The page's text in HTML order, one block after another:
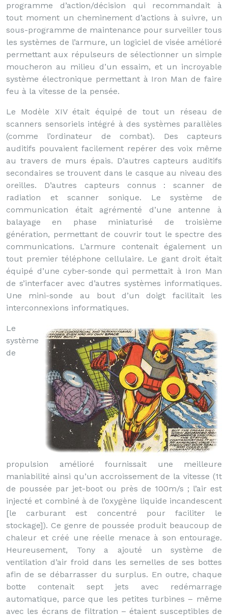
programme d’action/décision qui recommandait à
tout moment un cheminement d’actions à suivre, un
sous-programme de maintenance pour surveiller tous
les systèmes de l’armure, un logiciel de visée amélioré
permettant aux répulseurs de sélectionner un simple
moucheron au milieu d’un essaim, et un incroyable
système électronique permettant à Iron Man de faire
feu à la vitesse de la pensée.
Le Modèle XIV était équipé de tout un réseau de
scanners sensoriels intégré à des systèmes parallèles
(comme l’ordinateur de combat). Des capteurs
auditifs pouvaient facilement repérer des voix même
au travers de murs épais. D’autres capteurs auditifs
secondaires se trouvent dans le casque au niveau des
oreilles. D’autres capteurs connus : scanner de
radiation et scanner sonique. Le système de
communication était agrémenté d’une antenne à
balayage en phase miniaturisé de troisième
génération, permettant de couvrir tout le spectre des
communications. L’armure contenait également un
tout premier téléphone cellulaire. Le gant droit était
équipé d’une cyber-sonde qui permettait à Iron Man
de s’interfacer avec d’autres systèmes informatiques.
Une mini-sonde au bout d’un doigt facilitait les
interconnexions informatiques.
Le
système
de
propulsion amélioré fournissait une meilleure
maniabilité ainsi qu’un accroissement de la vitesse (1t
de poussée par jet-boot ou près de 100m/s ; l’air est
injecté et combiné à de l’oxygène liquide incandescent
[le carburant est concentré pour faciliter le
stockage]). Ce genre de poussée produit beaucoup de
chaleur et créé une réelle menace à son entourage.
Heureusement, Tony a ajouté un système de
ventilation d’air froid dans les semelles de ses bottes
afin de se débarrasser du surplus. En outre, chaque
botte contenait sept jets avec redémarrage
automatique, parce que les petites turbines – même
avec les écrans de filtration – étaient susceptibles de